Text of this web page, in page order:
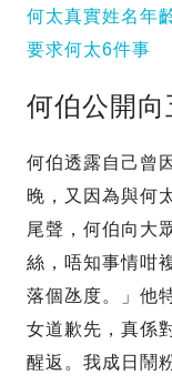
何太真實姓名年
要求何太6件事
何伯公開
何伯透露自己曾
晚，又因為與何
尾聲，何伯向大
絲，唔知事情咁
落個氹度。」他
女道歉先，真係
醒返。我成日鬧